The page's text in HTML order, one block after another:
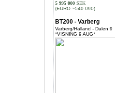
5 995 000SEK
(EURO ~540 090)
BT200 - Varberg
Varberg/Halland - Dalen 9
*VISNING 9 AUG*